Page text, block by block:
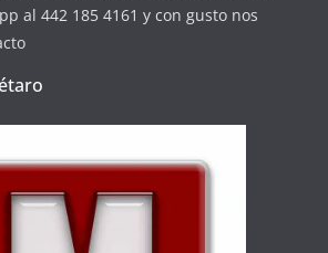
al 442 185 4161 y con gusto nos